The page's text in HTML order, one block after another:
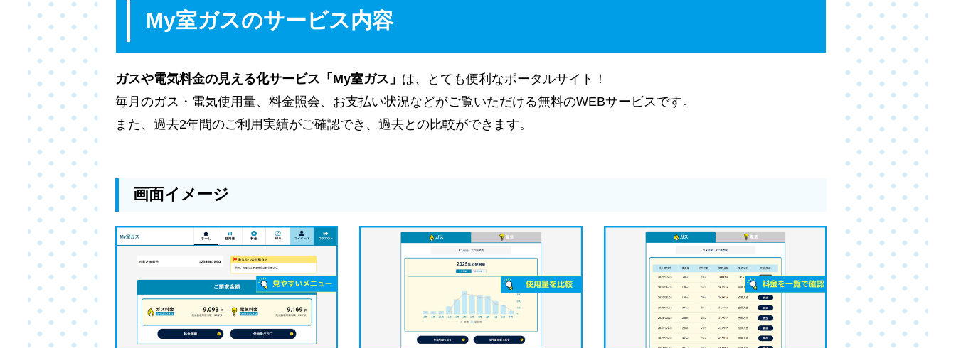
My室ガスのサービス内容
ガスや電気料金の見える化サービス「My室ガス」 は、とても便利なポータルサイト！
毎月のガス・電気使用量、料金照会、お支払い状況などがご覧いただける無料のWEBサービスです。
また、過去2年間のご利用実績がご確認でき、過去との比較ができます。
画面イメージ